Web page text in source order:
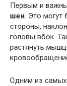
Первым и
шеи. Это могут
стороны,
головы вбок.
растянуть
Одним из